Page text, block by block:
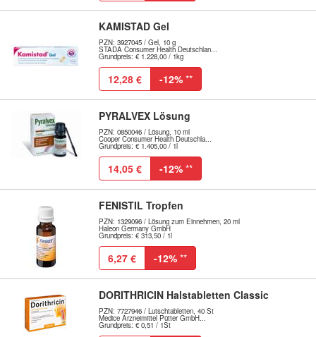
KAMISTAD Gel
PZN: 3927045 / Gel, 10 g
STADA Consumer Health Deutschlan...
Grundpreis: € 1.228,00 / 1kg
12,28 € -12% **
PYRALVEX Lösung
PZN: 0850046 / Lösung, 10 ml
Cooper Consumer Health Deutschla...
Grundpreis: € 1.405,00 / 1l
14,05 € -12% **
FENISTIL Tropfen
PZN: 1329096 / Lösung zum Einnehmen, 20 ml
Haleon Germany GmbH
Grundpreis: € 313,50 / 1l
6,27 € -12% **
DORITHRICIN Halstabletten Classic
PZN: 7727946 / Lutschtabletten, 40 St
Medice Arzneimittel Pütter GmbH...
Grundpreis: € 0,51 / 1St